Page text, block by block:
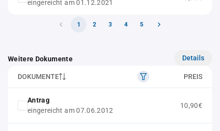
eingereicht am 01.12.2021
1 2 3 4 5
Weitere Dokumente Details
DOKUMENTE PREIS
Antrag
eingereicht am 07.06.2012
10,90€